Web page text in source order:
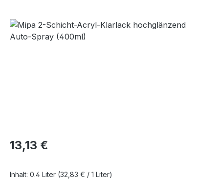
Bildergalerie überspringen
Regulärer Preis:
13,13 €
Inhalt: 0.4 Liter (32,83 € / 1 Liter)